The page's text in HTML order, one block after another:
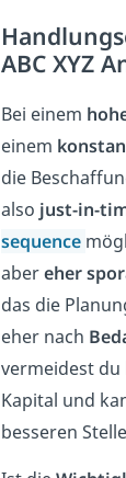
ABC XYZ
Bei einem
einem
die
also just-in-
sequence
abereher
das die
eher nach
vermeidest du
Kapital und
besseren